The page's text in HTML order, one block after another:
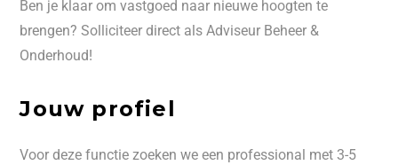
Ben je klaar om vastgoed naar nieuwe hoogten te
brengen? Solliciteer direct als Adviseur Beheer &
Onderhoud!
Jouw profiel
Voor deze functie zoeken we een professional met 3-5